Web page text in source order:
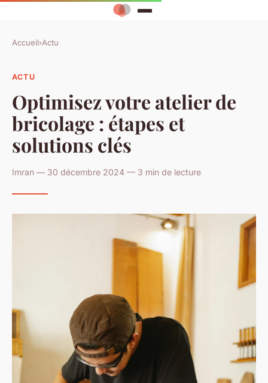
Accueil›Actu
ACTU
Optimisez votre atelier de
bricolage : étapes et
solutions clés
Imran — 30 décembre 2024 — 3 min de lecture